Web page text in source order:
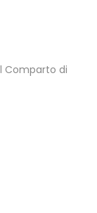
Comparto di